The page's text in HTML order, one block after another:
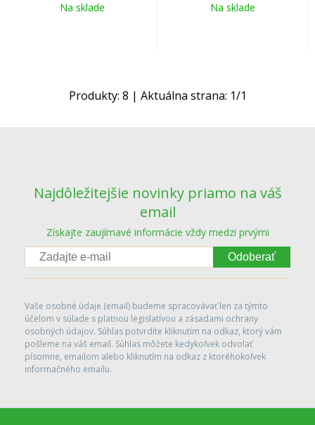
Na sklade Na sklade
Produkty: 8 | Aktuálna strana: 1/1
Najdôležitejšie novinky priamo na váš
email
Získajte zaujímavé informácie vždy medzi prvými
Odoberať
Vaše osobné údaje (email) budeme spracovávať len za týmto
účelom v súlade s platnou legislatívou a zásadami ochrany
osobných údajov. Súhlas potvrdíte kliknutím na odkaz, ktorý vám
pošleme na váš email. Súhlas môžete kedykoľvek odvolať
písomne, emailom alebo kliknutím na odkaz z ktoréhokoľvek
informačného emailu.